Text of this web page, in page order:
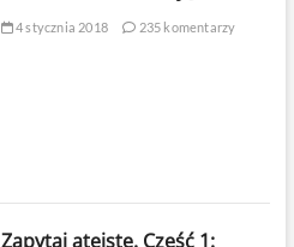
4 stycznia 2018 235 komentarzy
Zapytaj ateistę. Część 1: